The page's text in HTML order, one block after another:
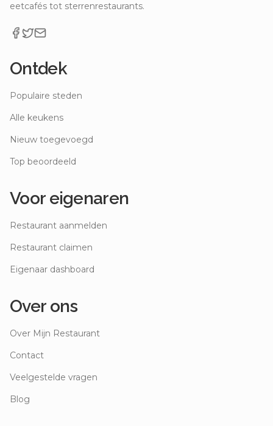
eetcafés tot sterrenrestaurants.
Ontdek
Populaire steden
Alle keukens
Nieuw toegevoegd
Top beoordeeld
Voor eigenaren
Restaurant aanmelden
Restaurant claimen
Eigenaar dashboard
Over ons
Over Mijn Restaurant
Contact
Veelgestelde vragen
Blog